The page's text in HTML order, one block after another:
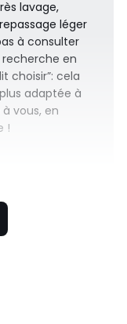
lavage,
léger
à consulter
en
choisir”: cela
adaptée à
vous, en
!